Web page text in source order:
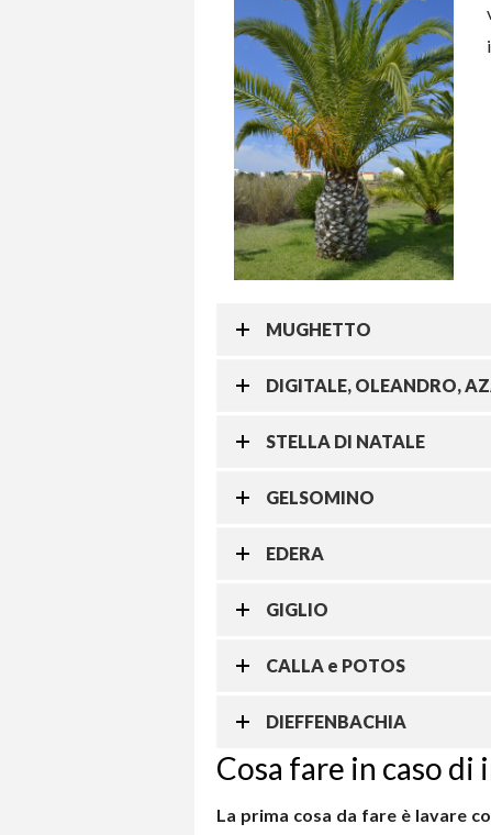
MUGHETTO
DIGITALE, OLEANDRO,
STELLA DI NATALE
GELSOMINO
EDERA
GIGLIO
CALLA e POTOS
DIEFFENBACHIA
Cosa fare in caso di
La prima cosa da fare è lavare